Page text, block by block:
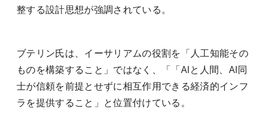
整する設計思想が強調されている。
ブテリン氏は、イーサリアムの役割を「人工知能その
ものを構築すること」ではなく、「「AIと人間、AI同
士が信頼を前提とせずに相互作用できる経済的インフ
ラを提供すること」と位置付けている。